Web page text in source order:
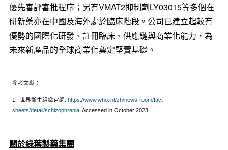
優先審評審批程序；另有VMAT2抑制劑LY03015等多個在
研新藥亦在中國及海外處於臨床階段。公司已建立起較有
優勢的國際化研發、註冊臨床、供應鏈與商業化能力，為
未來新產品的全球商業化奠定堅實基礎。
參考文獻：
1. 世界衛生組織官網 : https://www.who.int/zh/news-room/fact-
sheets/detail/schizophrenia. Accessed in October 2023.
關於綠葉製藥集團